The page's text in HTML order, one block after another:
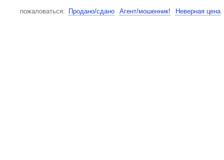
пожаловаться: Продано/сдано Агент/мошенник! Неверная цена